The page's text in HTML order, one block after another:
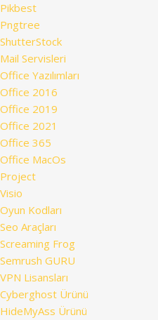
Pikbest
Pngtree
ShutterStock
Mail Servisleri
Office Yazılımları
Office 2016
Office 2019
Office 2021
Office 365
Office MacOs
Project
Visio
Oyun Kodları
Seo Araçları
Screaming Frog
Semrush GURU
VPN Lisansları
Cyberghost Ürünü
HideMyAss Ürünü